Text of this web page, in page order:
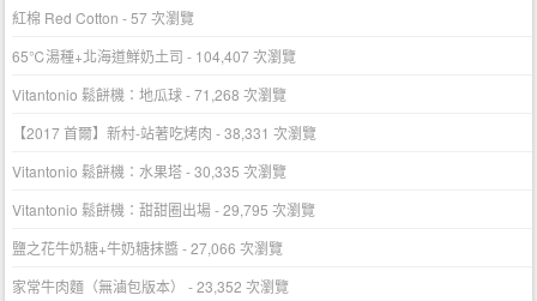
紅棉 Red Cotton - 57 次瀏覽
65℃湯種+北海道鮮奶土司 - 104,407 次瀏覽
Vitantonio 鬆餅機：地瓜球- 71,268 次瀏覽
【2017 首爾】新村-站著吃烤肉 - 38,331 次瀏覽
Vitantonio 鬆餅機：水果塔- 30,335 次瀏覽
Vitantonio 鬆餅機：甜甜圈出場- 29,795 次瀏覽
鹽之花牛奶糖+牛奶糖抹醬- 27,066 次瀏覽
家常牛肉麵（無滷包版本）
- 23,352 次瀏覽